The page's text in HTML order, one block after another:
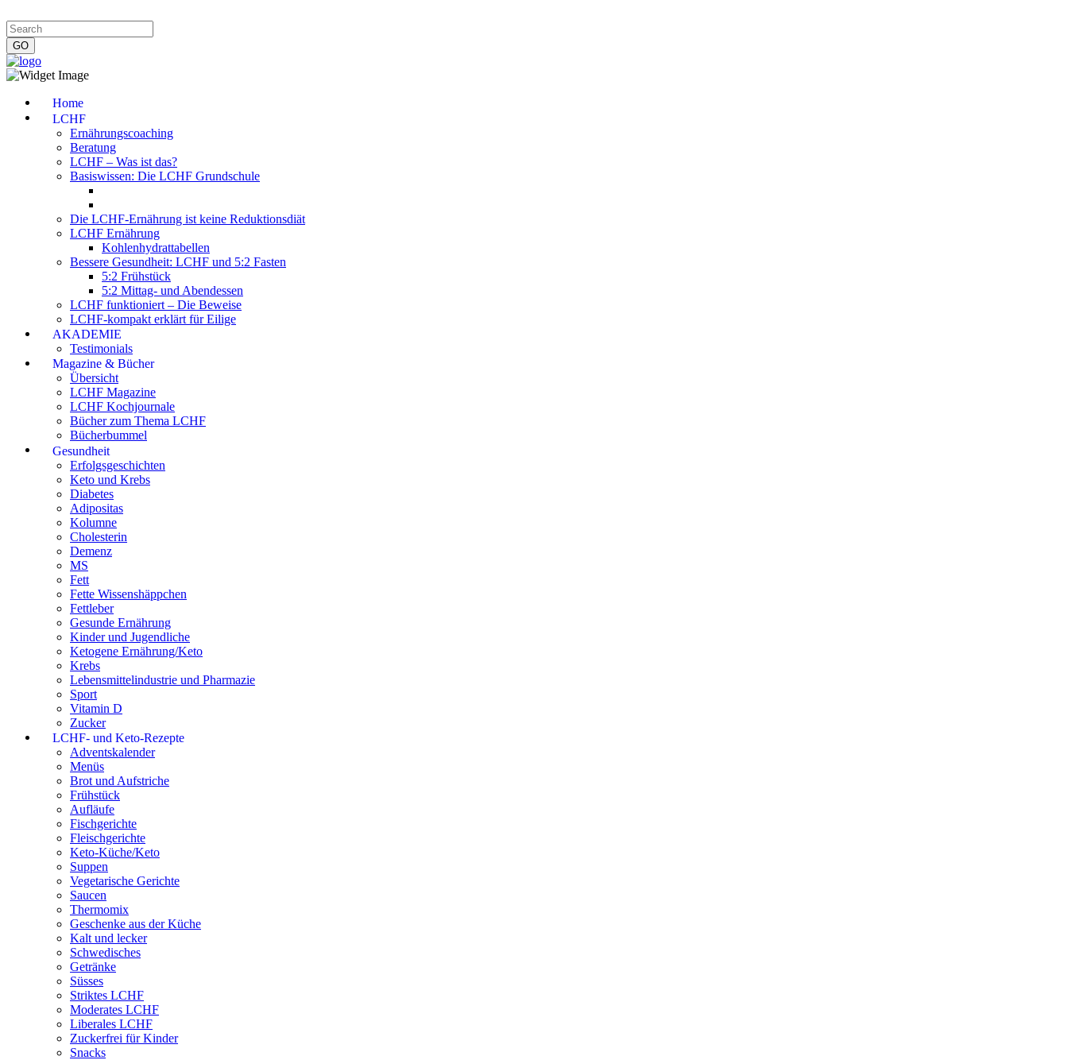
Home
LCHF
Ernährungscoaching
Beratung
LCHF – Was ist das?
Basiswissen: Die LCHF Grundschule
Die LCHF-Ernährung ist keine Reduktionsdiät
LCHF Ernährung
Kohlenhydrattabellen
Bessere Gesundheit: LCHF und 5:2 Fasten
5:2 Frühstück
5:2 Mittag- und Abendessen
LCHF funktioniert – Die Beweise
LCHF-kompakt erklärt für Eilige
AKADEMIE
Testimonials
Magazine & Bücher
Übersicht
LCHF Magazine
LCHF Kochjournale
Bücher zum Thema LCHF
Bücherbummel
Gesundheit
Erfolgsgeschichten
Keto und Krebs
Diabetes
Adipositas
Kolumne
Cholesterin
Demenz
MS
Fett
Fette Wissenshäppchen
Fettleber
Gesunde Ernährung
Kinder und Jugendliche
Ketogene Ernährung/Keto
Krebs
Lebensmittelindustrie und Pharmazie
Sport
Vitamin D
Zucker
LCHF- und Keto-Rezepte
Adventskalender
Menüs
Brot und Aufstriche
Frühstück
Aufläufe
Fischgerichte
Fleischgerichte
Keto-Küche/Keto
Suppen
Vegetarische Gerichte
Saucen
Thermomix
Geschenke aus der Küche
Kalt und lecker
Schwedisches
Getränke
Süsses
Striktes LCHF
Moderates LCHF
Liberales LCHF
Zuckerfrei für Kinder
Snacks